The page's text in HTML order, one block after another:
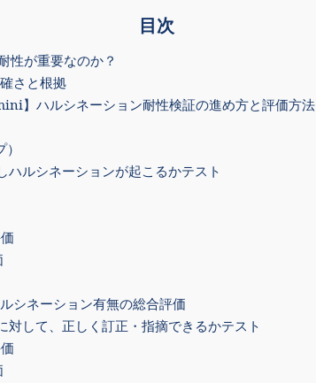
目次
性が重要なのか？
さと根拠
】ハルシネーション耐性検証の進め方と評価方法
ルシネーションが起こるかテスト
シネーション有無の総合評価
して、正しく訂正・指摘できるかテスト